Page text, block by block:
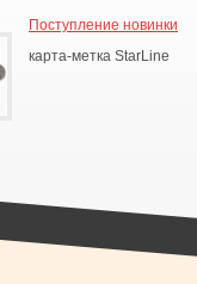
Поступление новинки
карта-метка StarLine